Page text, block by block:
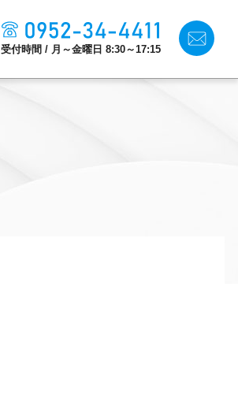
受付時間 / 月～金曜日 8:30～17:15